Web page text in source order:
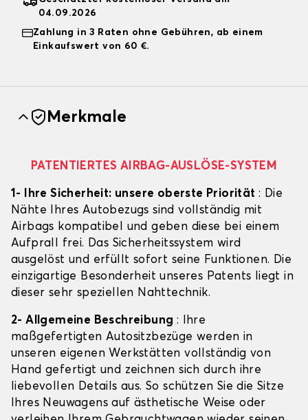
04.09.2026
Zahlung in 3 Raten ohne Gebühren, ab einem
Einkaufswert von 60 €.
Merkmale
PATENTIERTES AIRBAG-AUSLÖSE-SYSTEM
1- Ihre Sicherheit: unsere oberste Priorität : Die
Nähte Ihres Autobezugs sind vollständig mit
Airbags kompatibel und geben diese bei einem
Aufprall frei. Das Sicherheitssystem wird
ausgelöst und erfüllt sofort seine Funktionen. Die
einzigartige Besonderheit unseres Patents liegt in
dieser sehr speziellen Nahttechnik.
2- Allgemeine Beschreibung : Ihre
maßgefertigten Autositzbezüge werden in
unseren eigenen Werkstätten vollständig von
Hand gefertigt und zeichnen sich durch ihre
liebevollen Details aus. So schützen Sie die Sitze
Ihres Neuwagens auf ästhetische Weise oder